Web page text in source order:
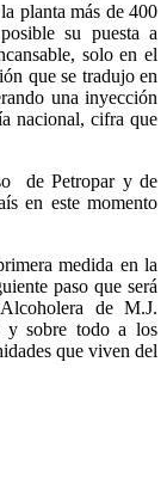
planta más de 400
su puesta a
solo en el
que se tradujo en
una inyección
nacional, cifra que
de Petropar y de
en este momento
medida en la
paso que será
de M.J.
y sobre todo a los
que viven del